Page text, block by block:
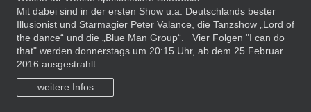
Mit dabei sind in der ersten Show u.a. Deutschlands bester
Illusionist und Starmagier Peter Valance, die Tanzshow „Lord of
the dance“ und die „Blue Man Group“. Vier Folgen "I can do
that" werden donnerstags um 20:15 Uhr, ab dem 25.Februar
2016 ausgestrahlt.
weitere Infos